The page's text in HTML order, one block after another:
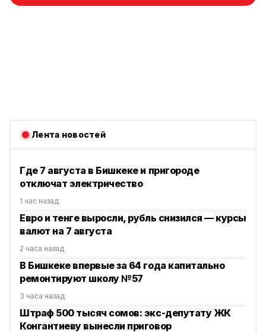
Лента новостей
Где 7 августа в Бишкеке и пригороде
отключат электричество
1 час назад
Евро и тенге выросли, рубль снизился — курсы
валют на 7 августа
2 часа назад
В Бишкеке впервые за 64 года капитально
ремонтируют школу №57
3 часа назад
Штраф 500 тысяч сомов: экс-депутату ЖК
Конгантиеву вынесли приговор